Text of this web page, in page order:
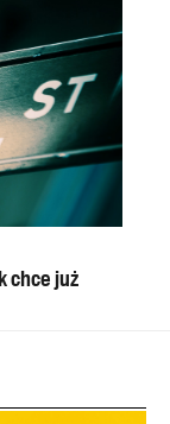
chce już